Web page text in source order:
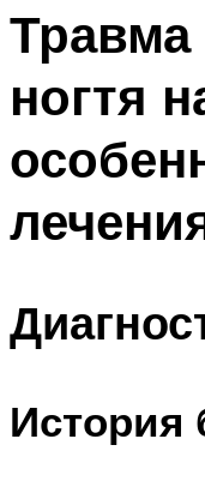
ногтя
История